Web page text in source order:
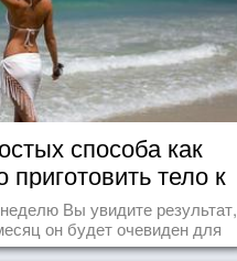
способа как
приготовить тело к
морю
Вы увидите результат,
он будет очевиден для
всех!